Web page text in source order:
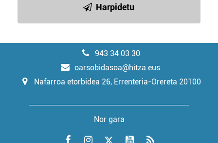
Harpidetu
943 34 03 30
oarsobidasoa@hitza.eus
Nafarroa etorbidea 26, Errenteria-Orereta 20100
Nor gara